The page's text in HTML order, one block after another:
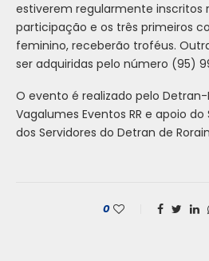
estiverem regularmente inscritos
participação e os três primeiros
feminino, receberão troféus.
ser adquiridas pelo número (95)
O evento é realizado pelo Detran-
Vagalumes Eventos RR e apoio
dos Servidores do Detran de
0